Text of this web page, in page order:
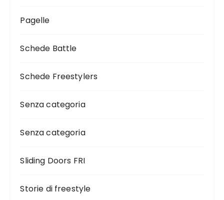
Pagelle
Schede Battle
Schede Freestylers
Senza categoria
Senza categoria
Sliding Doors FRI
Storie di freestyle